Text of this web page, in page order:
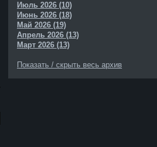
Июль 2026 (10)
Июнь 2026 (18)
Май 2026 (19)
Апрель 2026 (13)
Март 2026 (13)
Показать / скрыть весь архив